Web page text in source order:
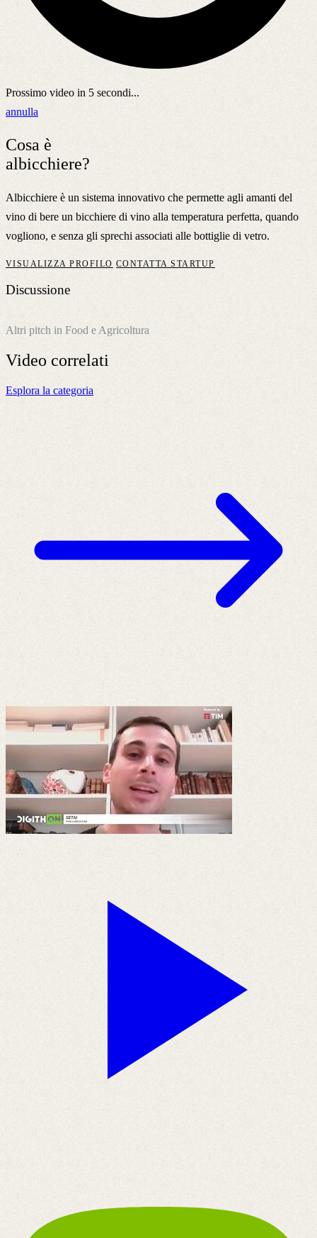
Prossimo video in 5 secondi...
annulla
Cosa è
albicchiere?
Albicchiere è un sistema innovativo che permette agli amanti del
vino di bere un bicchiere di vino alla temperatura perfetta, quando
vogliono, e senza gli sprechi associati alle bottiglie di vetro.
VISUALIZZA PROFILO CONTATTA STARTUP
Discussione
Altri pitch in Food e Agricoltura
Video correlati
Esplora la categoria